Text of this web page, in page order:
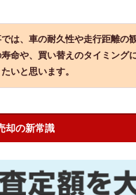
は、車の耐久性や走行距離の
命や、買い替えのタイミング
いと思います。
却の新常識